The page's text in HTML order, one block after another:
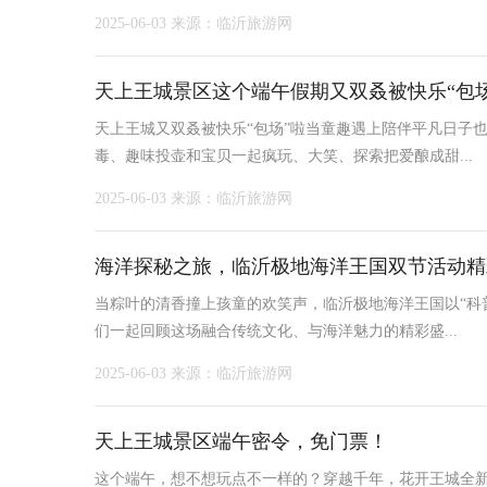
2025-06-03 来源：临沂旅游网
天上王城景区这个端午假期又双叒被快乐“包
天上王城又双叒被快乐“包场”啦当童趣遇上陪伴平凡日
毒、趣味投壶和宝贝一起疯玩、大笑、探索把爱酿成甜...
2025-06-03 来源：临沂旅游网
海洋探秘之旅，临沂极地海洋王国双节活动
当粽叶的清香撞上孩童的欢笑声，临沂极地海洋王国以“
们一起回顾这场融合传统文化、与海洋魅力的精彩盛...
2025-06-03 来源：临沂旅游网
天上王城景区端午密令，免门票！
这个端午，想不想玩点不一样的？穿越千年，花开王城全